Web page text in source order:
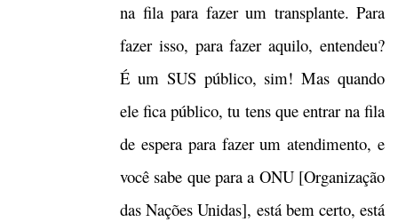
na fila para fazer um transplante. Para
fazer isso, para fazer aquilo, entendeu?
É um SUS público, sim! Mas quando
ele fica público, tu tens que entrar na fila
de espera para fazer um atendimento, e
você sabe que para a ONU [Organização
das Nações Unidas], está bem certo, está